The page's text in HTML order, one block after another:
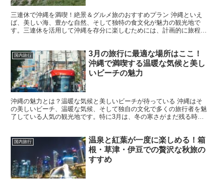
三連休で沖縄を満喫！絶景＆グルメ旅のおすすめプラン 沖縄といえ
ば、美しい海、豊かな自然、そして独特の食文化が魅力の観光地で
す。三連休を活用して沖縄を存分に楽しむためには、計画的に旅程を
国内旅行
3月の旅行に最適な場所はここ！
沖縄で満喫する温暖な気候と美し
いビーチの魅力
沖縄の魅力とは？温暖な気候と美しいビーチが待っている 沖縄はそ
の美しいビーチ、温暖な気候、そして独自の文化で多くの旅行者を魅
了している人気の観光地です。特に3月は、冬の寒さがまだ残る時期
国内旅行
温泉と紅葉が一度に楽しめる！箱
根・草津・伊豆での贅沢な秋旅の
すすめ